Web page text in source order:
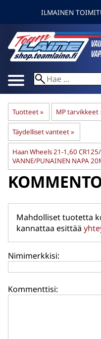
ILMAINEN
Tuotteet‪» MP tarvikkeet
Täydelliset vanteet‪»
Haan Wheels 21-1,60
VANNE/PUNAINEN NAPA
Mahdolliset tuotetta
kannattaa esittää
Nimimerkkisi:
Kommenttisi: